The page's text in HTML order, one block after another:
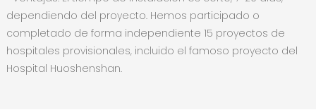
dependiendo del proyecto. Hemos participado o
completado de forma independiente 15 proyectos de
hospitales provisionales, incluido el famoso proyecto del
Hospital Huoshenshan.